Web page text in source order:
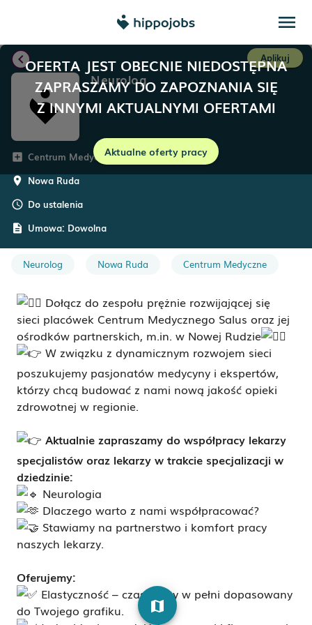
menu
OFERTA JEST OBECNIE NIEDOSTĘPNA
ZAPRASZAMY DO ZAPOZNANIA SIĘ
Z INNYMI AKTUALNYMI OFERTAMI
Aktualne oferty pracy
chevron_left Aplikuj
Neurolog
add_box Centrum Medyczne Salus
room Nowa Ruda
schedule Do ustalenia
description Umowa: Dowolna
Neurolog Nowa Ruda Centrum Medyczne
Dołącz do zespołu prężnie rozwijającej się
sieci placówek Centrum Medycznego Salus oraz jej
ośrodków partnerskich, m.in. w Nowej Rudzie
W związku z dynamicznym rozwojem sieci
poszukujemy pasjonatów medycyny i ekspertów,
którzy chcą budować z nami nową jakość opieki
zdrowotnej w regionie.
Aktualnie zapraszamy do współpracy lekarzy
specjalistów oraz lekarzy w trakcie specjalizacji w
dziedzinie:
Neurologia
Dlaczego warto z nami współpracować?
Stawiamy na partnerstwo i komfort pracy
naszych lekarzy.
Oferujemy:
Elastyczność – czas pracy w pełni dopasowany
do Twojego grafiku.
map